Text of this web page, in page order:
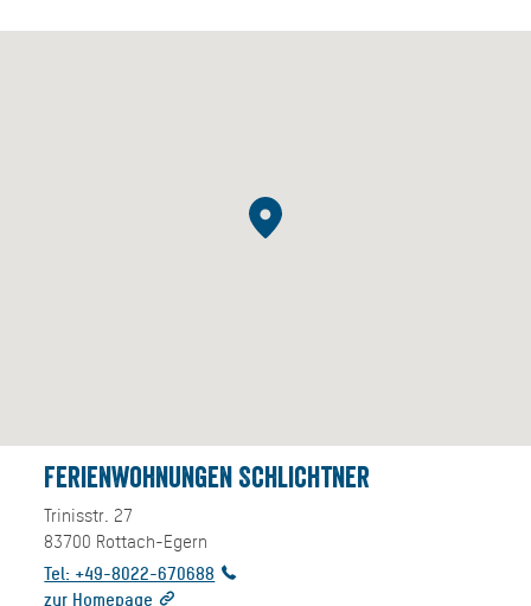
Ferienwohnungen Schlichtner
Trinisstr. 27
83700 Rottach-Egern
Tel: +49-8022-670688
zur Homepage